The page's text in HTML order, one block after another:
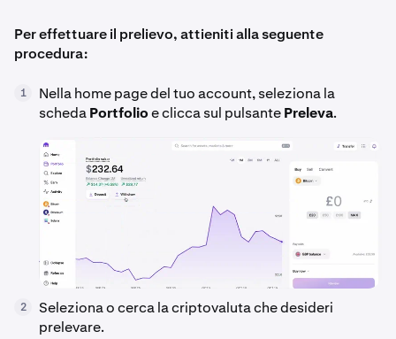
Per effettuare il prelievo, attieniti alla seguente
procedura:
1
Nella home page del tuo account, seleziona la
schedaPortfolioe clicca sul pulsantePreleva.
2
Seleziona o cerca la criptovaluta che desideri
prelevare.